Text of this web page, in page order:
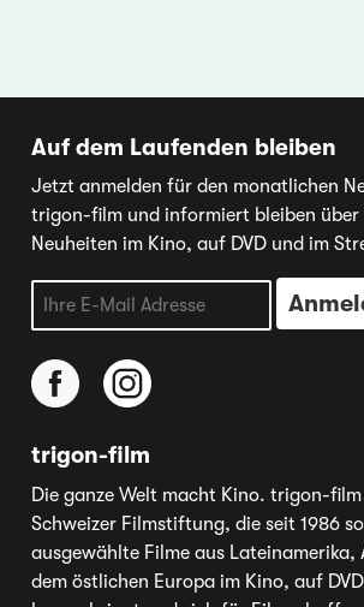
Auf dem Laufenden bleiben
Jetzt anmelden für den monatlichen
trigon-film und informiert bleiben über
Neuheiten im Kino, auf DVD und im
trigon-film
Die ganze Welt macht Kino. trigon-
Schweizer Filmstiftung, die seit 1986
ausgewählte Filme aus Lateinamerika,
dem östlichen Europa im Kino, auf